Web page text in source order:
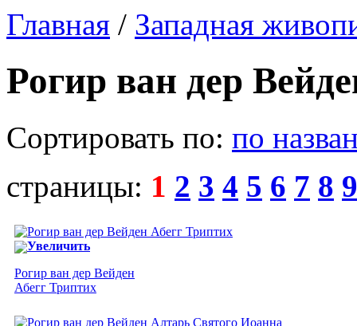
Главная / Западная
Рогир ван дер
Сортировать по: по
страницы: 1 2 3 4 5 6 7 8 9
Увеличить
Рогир ван дер Вейден
Абегг Триптих